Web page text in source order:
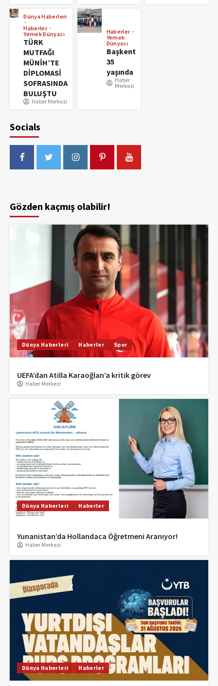
Dünya Haberleri
Haberler
Yemek Dünyası
TÜRK
MUTFAĞI
MÜNİH’TE
DİPLOMASİ
SOFRASINDA
BULUŞTU
Haber Merkezi
Haberler
Yemek
Dünyası
Başkent
35
yaşında
Haber
Merkezi
Socials
Gözden kaçmış olabilir!
Dünya Haberleri Haberler Spor
UEFA’dan Atilla Karaoğlan’a kritik görev
Haber Merkezi
Dünya Haberleri Haberler
Yunanistan’da Hollandaca Öğretmeni Aranıyor!
Haber Merkezi
Dünya Haberleri Haberler